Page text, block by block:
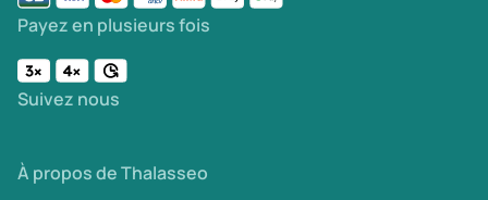
Payez en plusieurs fois
Suivez nous
À propos de Thalasseo